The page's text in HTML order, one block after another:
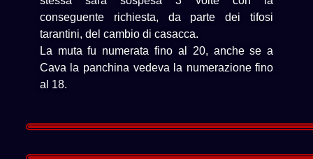
conseguente richiesta, da parte dei tifosi
tarantini, del cambio di casacca.
La muta fu numerata fino al 20, anche se a
Cava la panchina vedeva la numerazione fino
al 18.